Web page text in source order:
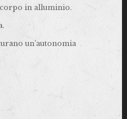
in alluminio.
un’autonomia